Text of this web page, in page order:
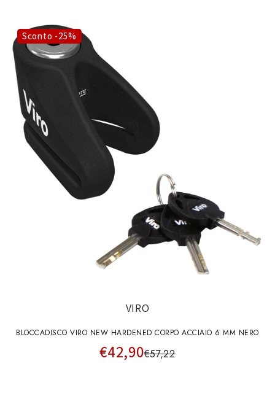
Sconto -25%
VIRO
BLOCCADISCO VIRO NEW HARDENED CORPO ACCIAIO 6 MM NERO
€42,90€57,22